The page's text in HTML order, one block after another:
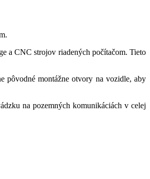
a CNC strojov riadených počítačom. Tieto
pôvodné montážne otvory na vozidle, aby
na pozemných komunikáciách v celej